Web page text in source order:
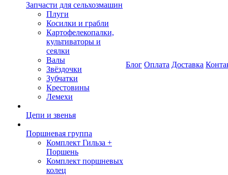
Запчасти для сельхозмашин
Плуги
Косилки и грабли
Картофелекопалки,
культиваторы и
сеялки
Валы
Звёздочки
Зубчатки
Крестовины
Лемехи
Цепи и звенья
Поршневая группа
Комплект Гильза +
Поршень
Комплект поршневых
колец
Блог Оплата Доставка